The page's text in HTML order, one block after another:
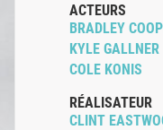
ACTEURS
BRADLEY
KYLE GALLNER
COLE KONIS
RÉALISATEUR
CLINT